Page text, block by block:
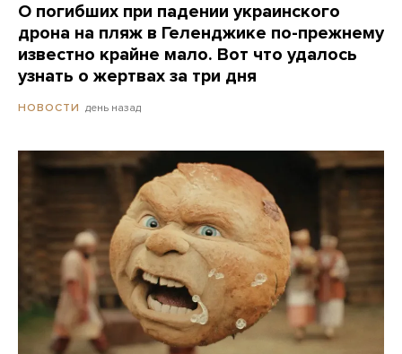
О погибших при падении украинского
дрона на пляж в Геленджике по-прежнему
известно крайне мало. Вот что удалось
узнать о жертвах за три дня
НОВОСТИ день назад